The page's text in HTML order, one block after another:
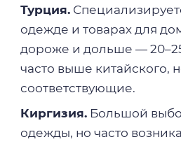
Турция.
одежде и товарах для
дороже и дольше —
часто выше китайского,
соответствующие.
Киргизия.Большой
одежды, но часто